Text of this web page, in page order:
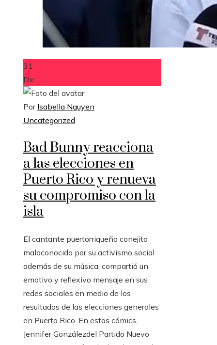
31
Dic
Por Isabella Nguyen
Uncategorized
Bad Bunny reacciona
a las elecciones en
Puerto Rico y renueva
su compromiso con la
isla
El cantante puertorriqueño conejito
maloconocido por su activismo social
además de su música, compartió un
emotivo y reflexivo mensaje en sus
redes sociales en medio de los
resultados de las elecciones generales
en Puerto Rico. En estos cómics,
Jennifer Gonzálezdel Partido Nuevo